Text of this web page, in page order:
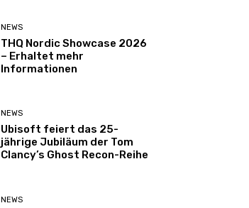
NEWS
THQ Nordic Showcase 2026
– Erhaltet mehr
Informationen
NEWS
Ubisoft feiert das 25-
jährige Jubiläum der Tom
Clancy’s Ghost Recon-Reihe
NEWS